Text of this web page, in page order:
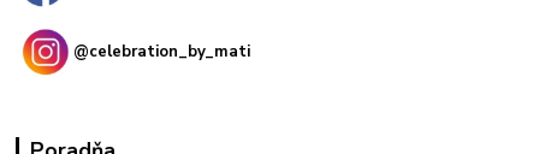
@celebration_by_mati